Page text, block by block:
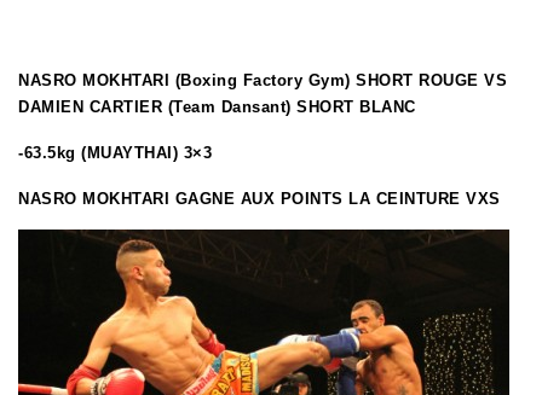
NASRO MOKHTARI (Boxing Factory Gym) SHORT ROUGE VS
DAMIEN CARTIER (Team Dansant) SHORT BLANC
-63.5kg (MUAYTHAI) 3×3
NASRO MOKHTARI GAGNE AUX POINTS LA CEINTURE VXS